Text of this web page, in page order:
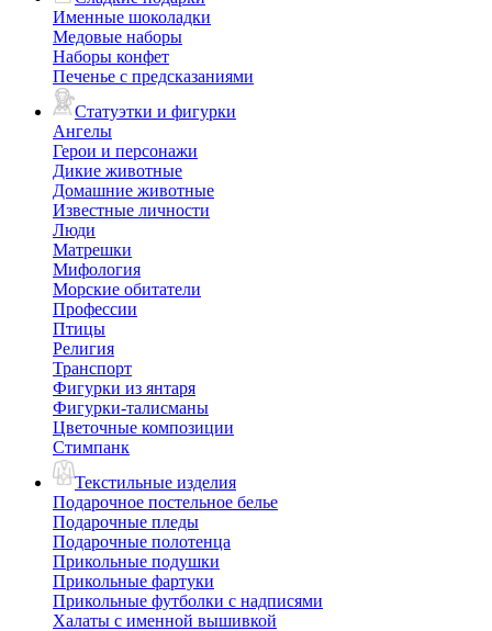
Именные шоколадки
Медовые наборы
Наборы конфет
Печенье с предсказаниями
Статуэтки и фигурки
Ангелы
Герои и персонажи
Дикие животные
Домашние животные
Известные личности
Люди
Матрешки
Мифология
Морские обитатели
Профессии
Птицы
Религия
Транспорт
Фигурки из янтаря
Фигурки-талисманы
Цветочные композиции
Стимпанк
Текстильные изделия
Подарочное постельное белье
Подарочные пледы
Подарочные полотенца
Прикольные подушки
Прикольные фартуки
Прикольные футболки с надписями
Халаты с именной вышивкой